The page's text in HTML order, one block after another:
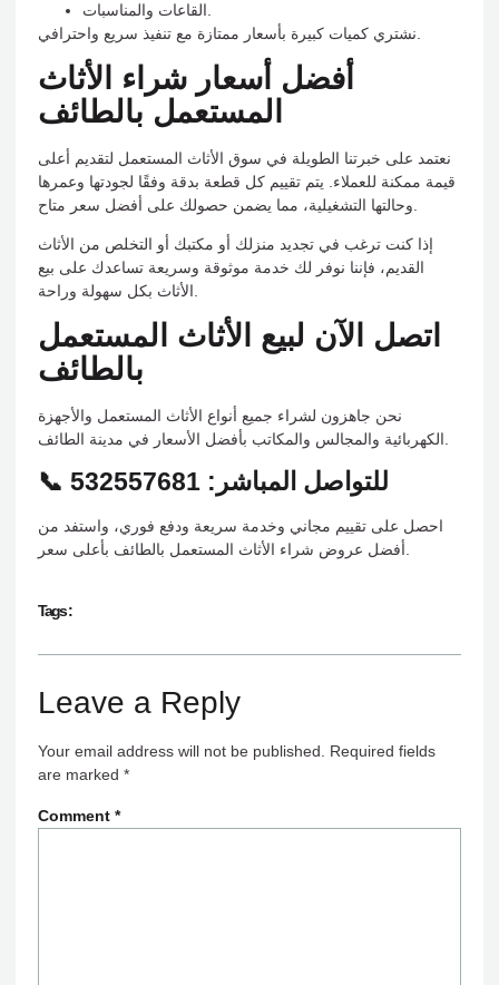
القاعات والمناسبات.
نشتري كميات كبيرة بأسعار ممتازة مع تنفيذ سريع واحترافي.
أفضل أسعار شراء الأثاث
المستعمل بالطائف
نعتمد على خبرتنا الطويلة في سوق الأثاث المستعمل لتقديم أعلى
قيمة ممكنة للعملاء. يتم تقييم كل قطعة بدقة وفقًا لجودتها وعمرها
إذا كنت ترغب في تجديد منزلك أو مكتبك أو التخلص من الأثاث
القديم، فإننا نوفر لك خدمة موثوقة وسريعة تساعدك على بيع
اتصل الآن لبيع الأثاث المستعمل
بالطائف
نحن جاهزون لشراء جميع أنواع الأثاث المستعمل والأجهزة
📞 للتواصل المباشر: 532557681
احصل على تقييم مجاني وخدمة سريعة ودفع فوري، واستفد من
Tags :
Leave a Reply
Your email address will not be published. Required fields
are marked *
Comment *